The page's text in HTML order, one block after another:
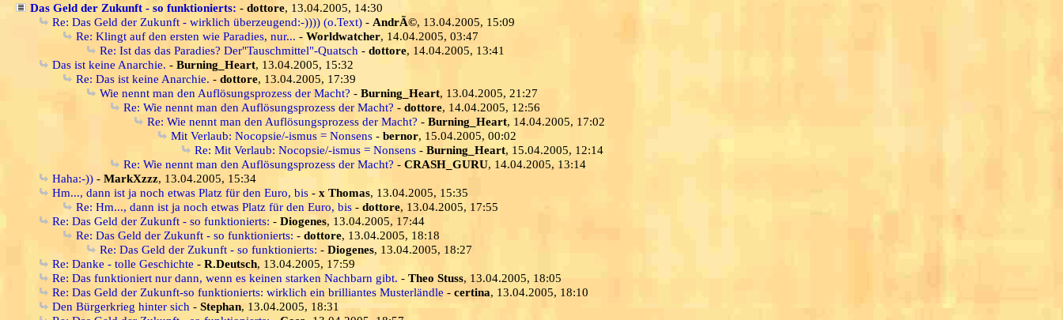
Das Geld der Zukunft - so funktionierts: - dottore, 13.04.2005, 14:30
Re: Das Geld der Zukunft - wirklich überzeugend:-)))) (o.Text) - AndrÃ©, 13.04.2005, 15:09
Re: Klingt auf den ersten wie Paradies, nur... - Worldwatcher, 14.04.2005, 03:47
Re: Ist das das Paradies? Der"Tauschmittel"-Quatsch - dottore, 14.04.2005, 13:41
Das ist keine Anarchie. - Burning_Heart, 13.04.2005, 15:32
Re: Das ist keine Anarchie. - dottore, 13.04.2005, 17:39
Wie nennt man den Auflösungsprozess der Macht? - Burning_Heart, 13.04.2005, 21:27
Re: Wie nennt man den Auflösungsprozess der Macht? - dottore, 14.04.2005, 12:56
Re: Wie nennt man den Auflösungsprozess der Macht? - Burning_Heart, 14.04.2005, 17:02
Mit Verlaub: Nocopsie/-ismus = Nonsens - bernor, 15.04.2005, 00:02
Re: Mit Verlaub: Nocopsie/-ismus = Nonsens - Burning_Heart, 15.04.2005, 12:14
Re: Wie nennt man den Auflösungsprozess der Macht? - CRASH_GURU, 14.04.2005, 13:14
Haha:-)) - MarkXzzz, 13.04.2005, 15:34
Hm..., dann ist ja noch etwas Platz für den Euro, bis - x Thomas, 13.04.2005, 15:35
Re: Hm..., dann ist ja noch etwas Platz für den Euro, bis - dottore, 13.04.2005, 17:55
Re: Das Geld der Zukunft - so funktionierts: - Diogenes, 13.04.2005, 17:44
Re: Das Geld der Zukunft - so funktionierts: - dottore, 13.04.2005, 18:18
Re: Das Geld der Zukunft - so funktionierts: - Diogenes, 13.04.2005, 18:27
Re: Danke - tolle Geschichte - R.Deutsch, 13.04.2005, 17:59
Re: Das funktioniert nur dann, wenn es keinen starken Nachbarn gibt. - Theo Stuss, 13.04.2005, 18:05
Re: Das Geld der Zukunft-so funktionierts: wirklich ein brilliantes Musterländle - certina, 13.04.2005, 18:10
Den Bürgerkrieg hinter sich - Stephan, 13.04.2005, 18:31